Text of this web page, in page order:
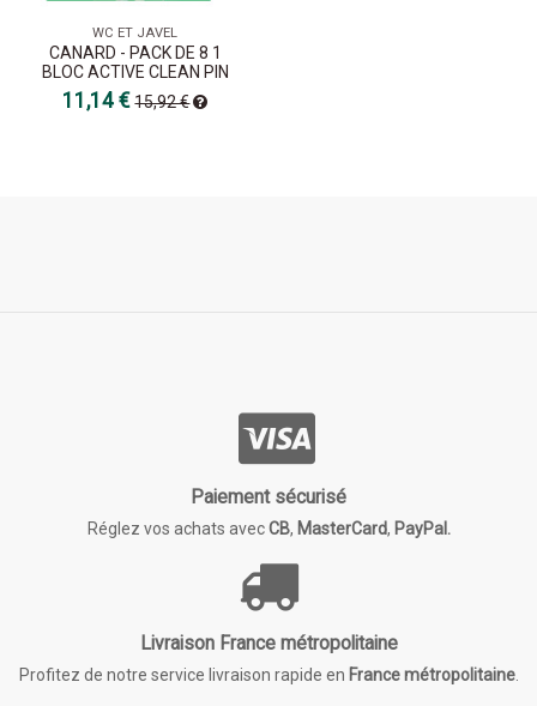
WC ET JAVEL
CANARD - PACK DE 8 1
BLOC ACTIVE CLEAN PIN
11,14 €15,92 €
Paiement sécurisé
Réglez vos achats avecCB, MasterCard, PayPal.
Livraison France métropolitaine
Profitez de notre service livraison rapide en France métropolitaine.